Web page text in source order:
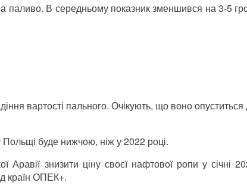
паливо. В середньому показник зменшився на 3-5
вартості пального.Очікують, що воно опуститься
буде нижчою, ніж у 2022 році.
знизити ціну своєї нафтової ропи у січні
країн ОПЕК+.